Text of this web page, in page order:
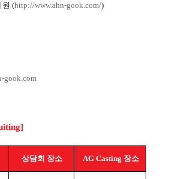
원 (http://www.ahn-gook.com/)
gook.com
상담회 장소 AG Casting 장소